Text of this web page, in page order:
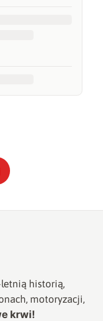
historią,
motoryzacji,
krwi!